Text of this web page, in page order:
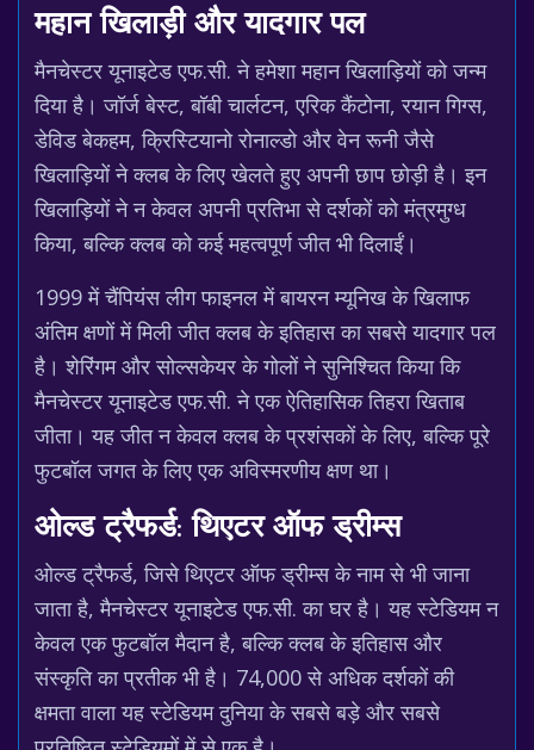
महान खिलाड़ी और यादगार पल
मैनचेस्टर यूनाइटेड एफ.सी. ने हमेशा महान खिलाड़ियों को जन्म
दिया है। जॉर्ज बेस्ट, बॉबी चार्लटन, एरिक कैंटोना, रयान गिग्स,
डेविड बेकहम, क्रिस्टियानो रोनाल्डो और वेन रूनी जैसे
खिलाड़ियों ने क्लब के लिए खेलते हुए अपनी छाप छोड़ी है। इन
खिलाड़ियों ने न केवल अपनी प्रतिभा से दर्शकों को मंत्रमुग्ध
किया, बल्कि क्लब को कई महत्वपूर्ण जीत भी दिलाईं।
1999 में चैंपियंस लीग फाइनल में बायरन म्यूनिख के खिलाफ
अंतिम क्षणों में मिली जीत क्लब के इतिहास का सबसे यादगार पल
है। शेरिंगम और सोल्सकेयर के गोलों ने सुनिश्चित किया कि
मैनचेस्टर यूनाइटेड एफ.सी. ने एक ऐतिहासिक तिहरा खिताब
जीता। यह जीत न केवल क्लब के प्रशंसकों के लिए, बल्कि पूरे
फुटबॉल जगत के लिए एक अविस्मरणीय क्षण था।
ओल्ड ट्रैफर्ड: थिएटर ऑफ ड्रीम्स
ओल्ड ट्रैफर्ड, जिसे थिएटर ऑफ ड्रीम्स के नाम से भी जाना
जाता है, मैनचेस्टर यूनाइटेड एफ.सी. का घर है। यह स्टेडियम न
केवल एक फुटबॉल मैदान है, बल्कि क्लब के इतिहास और
संस्कृति का प्रतीक भी है। 74,000 से अधिक दर्शकों की
क्षमता वाला यह स्टेडियम दुनिया के सबसे बड़े और सबसे